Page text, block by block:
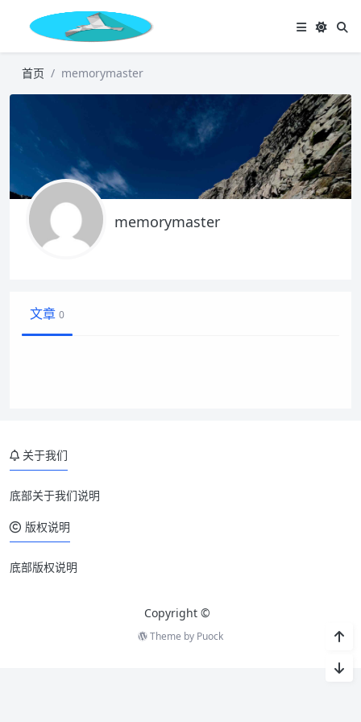
首页 memorymaster
memorymaster
文章 0
关于我们
底部关于我们说明
版权说明
底部版权说明
Copyright ©
Theme by Puock